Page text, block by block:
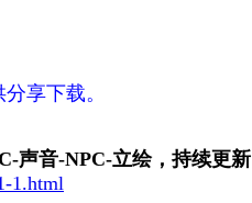
享下载。
声音-NPC-立绘，持续更新
1.html